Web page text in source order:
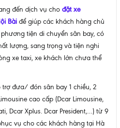
đến dịch vụ cho đặt xe
Bài để giúp các khách hàng chủ
tiện di chuyển sân bay, có
lượng, sang trọng và tiện nghi
xe taxi, xe khách lớn chưa thể
đưa/ đón sân bay 1 chiều, 2
cao cấp (Dcar Limousine,
Dcar Xplus. Dcar President,…) từ 9
vụ cho các khách hàng tại Hà